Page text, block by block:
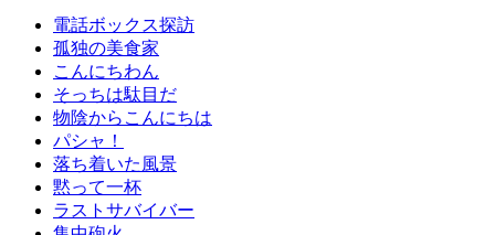
電話ボックス探訪
孤独の美食家
こんにちわん
そっちは駄目だ
物陰からこんにちは
パシャ！
落ち着いた風景
黙って一杯
ラストサバイバー